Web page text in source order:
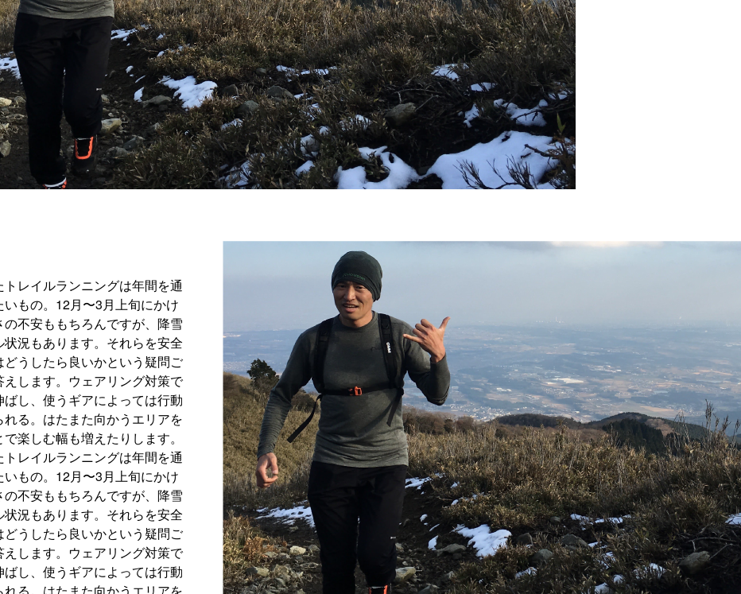
トレイルランニングは年間を通
いもの。12月〜3月上旬にかけ
の不安ももちろんですが、降雪
状況もあります。それらを安全
どうしたら良いかという疑問ご
えします。ウェアリング対策で
し、使うギアによっては行動
る。はたまた向かうエリアを
楽しむ幅も増えたりします。
トレイルランニングは年間を通
いもの。12月〜3月上旬にかけ
の不安ももちろんですが、降雪
状況もあります。それらを安全
どうしたら良いかという疑問ご
えします。ウェアリング対策で
し、使うギアによっては行動